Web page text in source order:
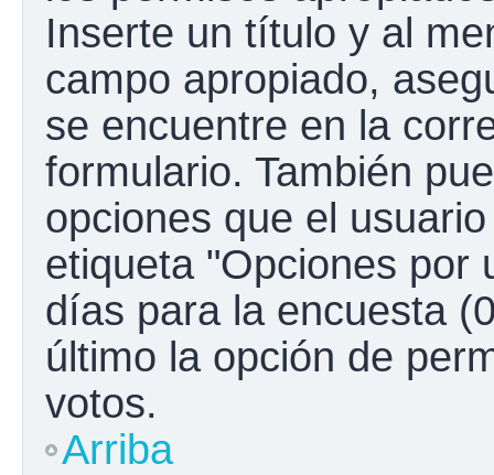
Inserte un título y al
campo apropiado,
se encuentre en la
formulario. También
opciones que el
etiqueta "Opciones por
días para la encuesta
último la opción de
votos.
Arriba